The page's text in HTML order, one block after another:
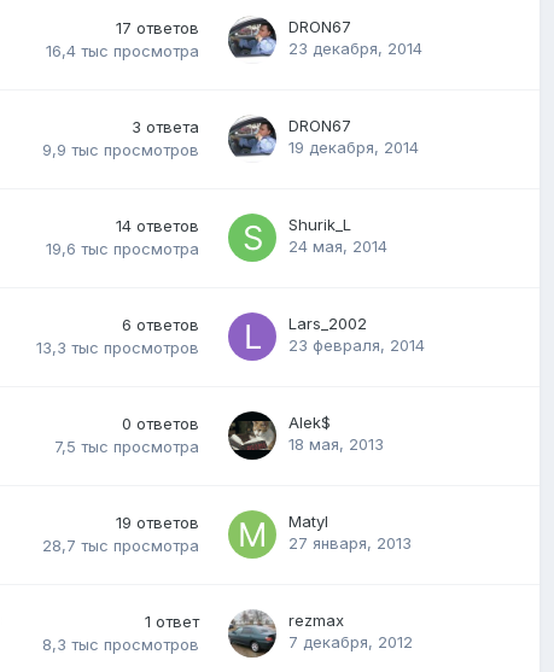
17 ответов
16,4 тыс просмотра
DRON67
23 декабря, 2014
3 ответа
9,9 тыс просмотров
DRON67
19 декабря, 2014
14 ответов
19,6 тыс просмотра
Shurik_L
24 мая, 2014
6 ответов
13,3 тыс просмотров
Lars_2002
23 февраля, 2014
0 ответов
7,5 тыс просмотра
Alek$
18 мая, 2013
19 ответов
28,7 тыс просмотра
Matyl
27 января, 2013
1 ответ
8,3 тыс просмотров
rezmax
7 декабря, 2012